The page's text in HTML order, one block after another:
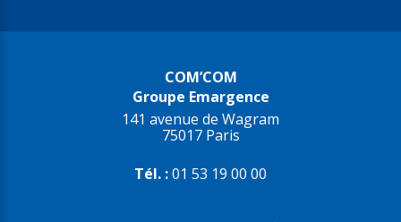
COM’COM
Groupe Emargence
141 avenue de Wagram
75017 Paris
Tél. :01 53 19 00 00